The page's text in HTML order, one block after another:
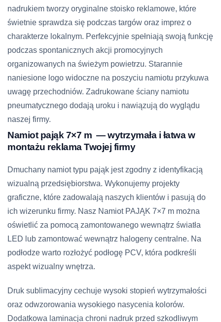
nadrukiem tworzy oryginalne stoisko reklamowe, które
świetnie sprawdza się podczas targów oraz imprez o
charakterze lokalnym. Perfekcyjnie spełniają swoją funkcję
podczas spontanicznych akcji promocyjnych
organizowanych na świeżym powietrzu. Starannie
naniesione logo widoczne na poszyciu namiotu przykuwa
uwagę przechodniów. Zadrukowane ściany namiotu
pneumatycznego dodają uroku i nawiązują do wyglądu
naszej firmy.
Namiot pająk 7×7 m — wytrzymała i łatwa w
montażu reklama Twojej firmy
Dmuchany namiot typu pająk jest zgodny z identyfikacją
wizualną przedsiębiorstwa. Wykonujemy projekty
graficzne, które zadowalają naszych klientów i pasują do
ich wizerunku firmy. Nasz Namiot PAJĄK 7×7 m można
oświetlić za pomocą zamontowanego wewnątrz światła
LED lub zamontować wewnątrz halogeny centralne. Na
podłodze warto rozłożyć podłogę PCV, która podkreśli
aspekt wizualny wnętrza.
Druk sublimacyjny cechuje wysoki stopień wytrzymałości
oraz odwzorowania wysokiego nasycenia kolorów.
Dodatkowa laminacja chroni nadruk przed szkodliwym